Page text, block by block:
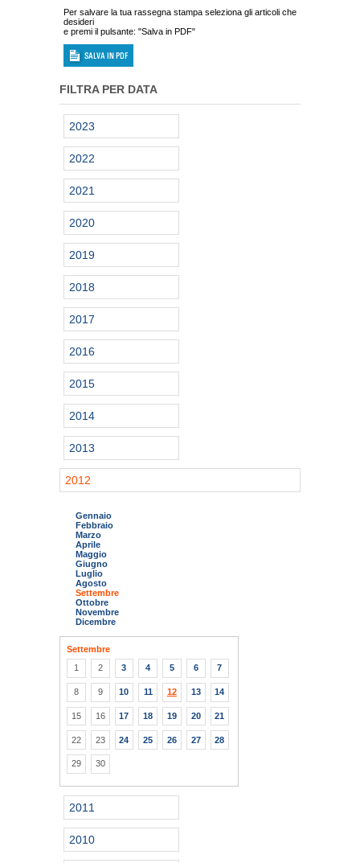
Per salvare la tua rassegna stampa seleziona gli articoli che
desideri
e premi il pulsante: "Salva in PDF"
FILTRA PER DATA
2023
2022
2021
2020
2019
2018
2017
2016
2015
2014
2013
2012
Gennaio
Febbraio
Marzo
Aprile
Maggio
Giugno
Luglio
Agosto
Settembre
Ottobre
Novembre
Dicembre
Settembre
1
2 3 4 5 6 7
8 9 10 11 12 13 14
15 16 17 18 19 20 21
22 23 24 25 26 27 28
29 30
2011
2010